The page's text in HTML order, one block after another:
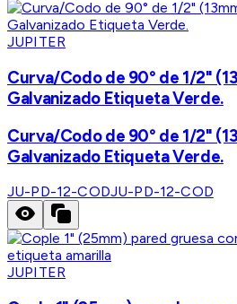
JUPITER
Curva/Codo de 90° de 1/2"
Galvanizado Etiqueta Verde.
Curva/Codo de 90° de 1/2"
Galvanizado Etiqueta Verde.
JU-PD-12-CODJU-PD-12-COD
JUPITER